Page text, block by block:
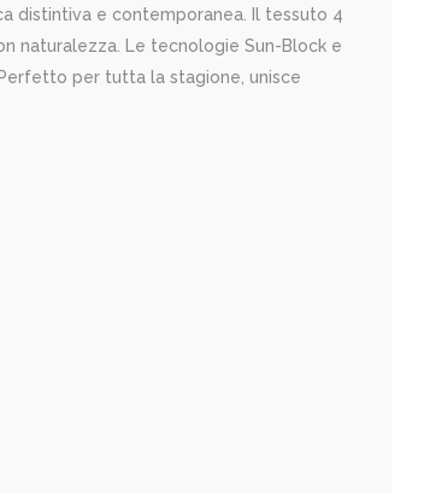
distintiva e contemporanea. Il tessuto 4
naturalezza. Le tecnologie Sun-Block e
per tutta la stagione, unisce